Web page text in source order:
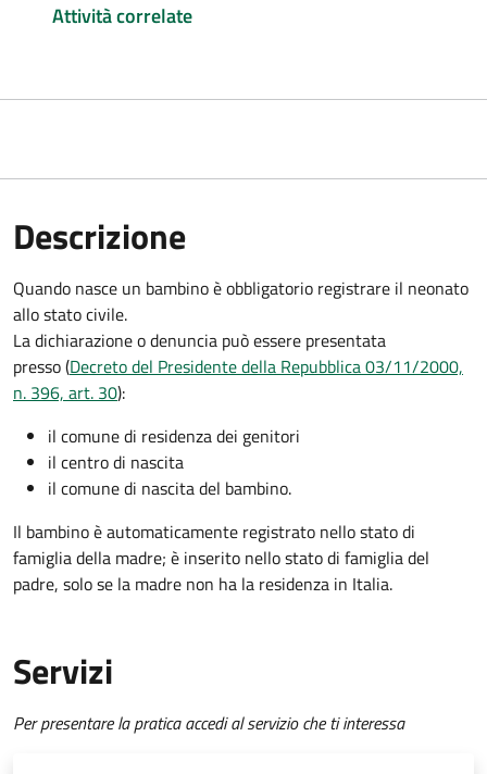
Attività correlate
Descrizione
Quando nasce un bambino è obbligatorio registrare il neonato
allo stato civile.
La dichiarazione o denuncia può essere presentata
presso (Decreto del Presidente della Repubblica 03/11/2000,
n. 396, art. 30):
il comune di residenza dei genitori
il centro di nascita
il comune di nascita del bambino.
Il bambino è automaticamente registrato nello stato di
famiglia della madre; è inserito nello stato di famiglia del
padre, solo se la madre non ha la residenza in Italia.
Servizi
Per presentare la pratica accedi al servizio che ti interessa